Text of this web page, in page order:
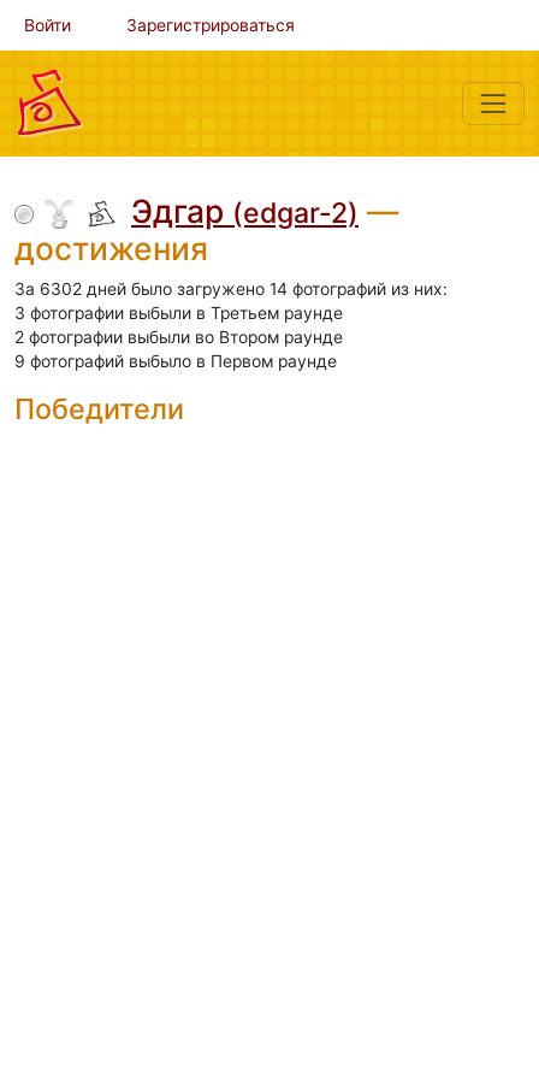
Войти Зарегистрироваться
Эдгар (edgar-2) —
достижения
За 6302 дней было загружено 14 фотографий из них:
3 фотографии выбыли в Третьем раунде
2 фотографии выбыли во Втором раунде
9 фотографий выбыло в Первом раунде
Победители